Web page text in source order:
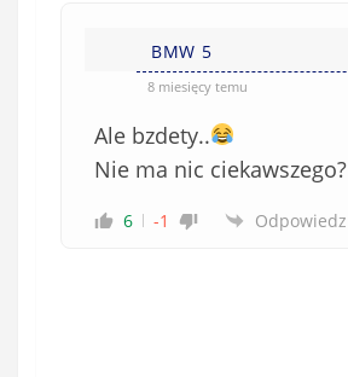
BMW 5
8 miesięcy temu
Ale bzdety..
Nie ma nic ciekawszego?
6 -1 Odpowiedz